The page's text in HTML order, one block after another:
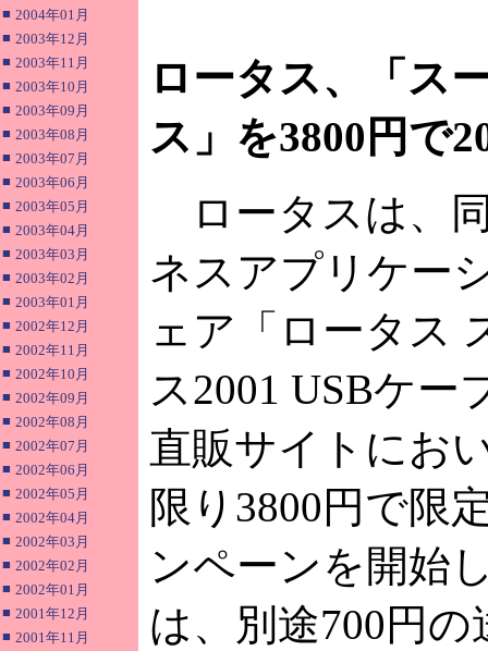
■ 2004年01月
■ 2003年12月
■ 2003年11月
■ 2003年10月
■ 2003年09月
■ 2003年08月
■ 2003年07月
■ 2003年06月
■ 2003年05月
■ 2003年04月
■ 2003年03月
■ 2003年02月
■ 2003年01月
■ 2002年12月
■ 2002年11月
■ 2002年10月
■ 2002年09月
■ 2002年08月
■ 2002年07月
■ 2002年06月
■ 2002年05月
■ 2002年04月
■ 2002年03月
■ 2002年02月
■ 2002年01月
■ 2001年12月
■ 2001年11月
ロータス、「ス
ス」を3800円で
ロータスは、
ネスアプリケー
ェア「ロータス
ス2001 USBケー
直販サイトにお
限り3800円で限
ンペーンを開始
は、別途700円